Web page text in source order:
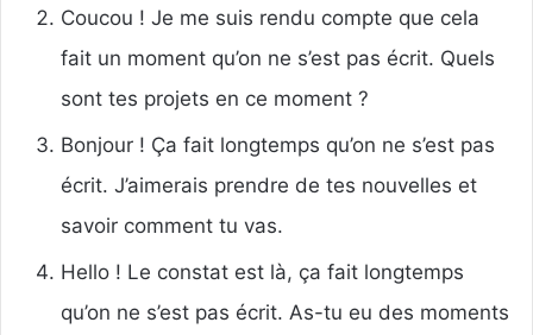
Coucou ! Je me suis rendu compte que cela
fait un moment qu’on ne s’est pas écrit. Quels
sont tes projets en ce moment ?
Bonjour ! Ça fait longtemps qu’on ne s’est pas
écrit. J’aimerais prendre de tes nouvelles et
savoir comment tu vas.
Hello ! Le constat est là, ça fait longtemps
qu’on ne s’est pas écrit. As-tu eu des moments